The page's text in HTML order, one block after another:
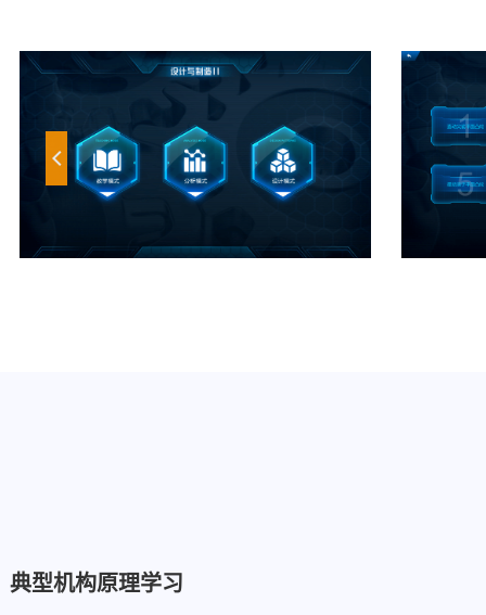
典型机构原理学习